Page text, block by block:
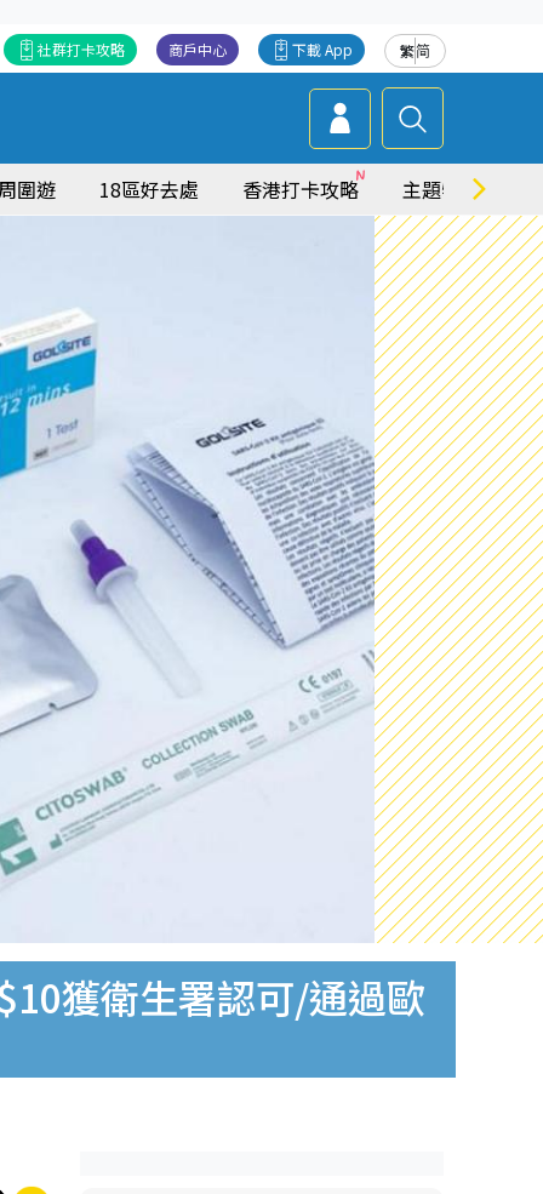
繁简
下載 App
商戶中心
社群打卡攻略
圍遊 18區好去處 香港打卡攻略 主題特集
獲衛生署認可/通過歐